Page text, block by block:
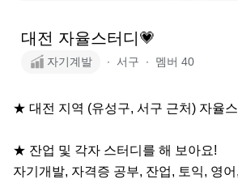
대전 자율스터디💗
자기계발 ∙ 서구 ∙ 멤버 40
★ 대전 지역 (유성구, 서구 근처) 자율스
★ 잔업 및 각자 스터디를 해 보아요!
자기개발, 자격증 공부, 잔업, 토익, 영